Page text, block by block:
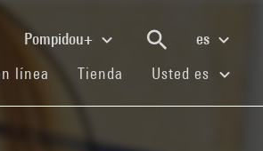
Pompidou+
es
línea (current)
Tienda (current)
Usted es